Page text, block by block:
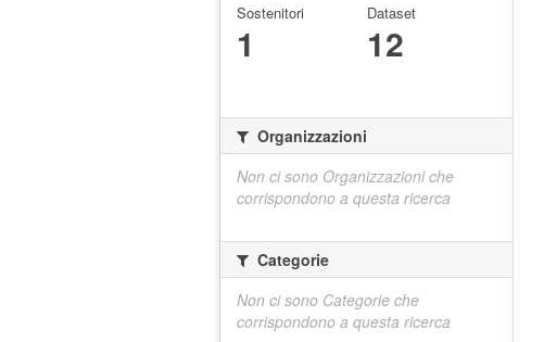
Sostenitori
1
Dataset
12
Organizzazioni
Non ci sono Organizzazioni che
corrispondono a questa ricerca
Categorie
Non ci sono Categorie che
corrispondono a questa ricerca